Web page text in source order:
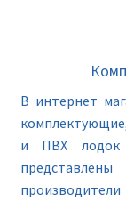
В интернет
и ПВХ лодок